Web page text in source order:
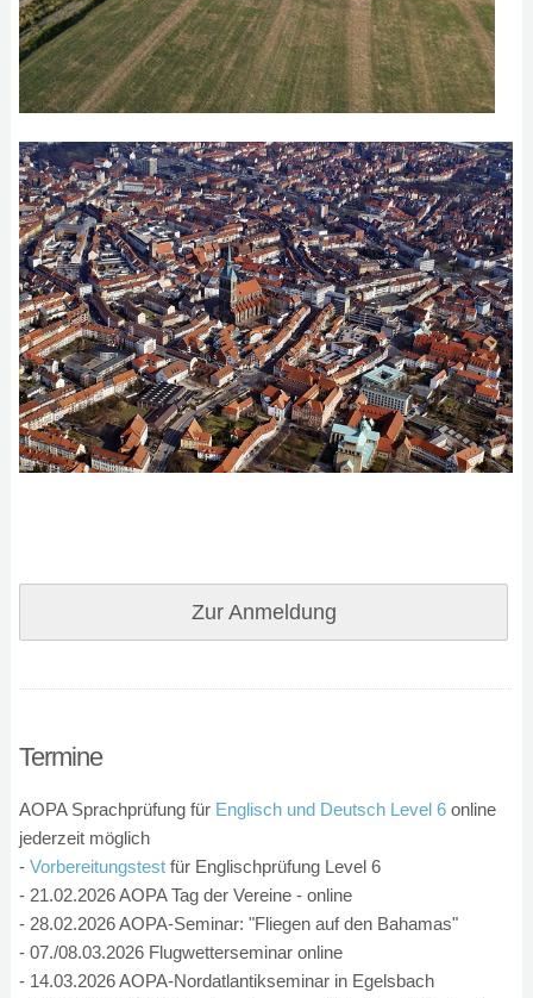
Zur Anmeldung
Termine
AOPA Sprachprüfung für Englisch und Deutsch Level 6 online
jederzeit möglich
- Vorbereitungstest für Englischprüfung Level 6
- 21.02.2026 AOPA Tag der Vereine - online
- 28.02.2026 AOPA-Seminar: "Fliegen auf den Bahamas"
- 07./08.03.2026 Flugwetterseminar online
- 14.03.2026 AOPA-Nordatlantikseminar in Egelsbach